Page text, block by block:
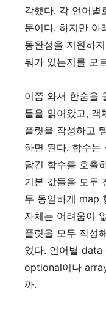
각했다. 각 언어별
문이다. 하지만 아
동완성을 지원하
뭐가 있는지를 모
이쯤 와서 한숨을
들을 읽어왔고, 객
플릿을 작성하고
하면 된다. 함수는
담긴 함수를 호출
기본 값들을 모두
두 동일하게 map
자체는 어려움이
플릿을 모두 작성
었다. 언어별
optional이나
까.